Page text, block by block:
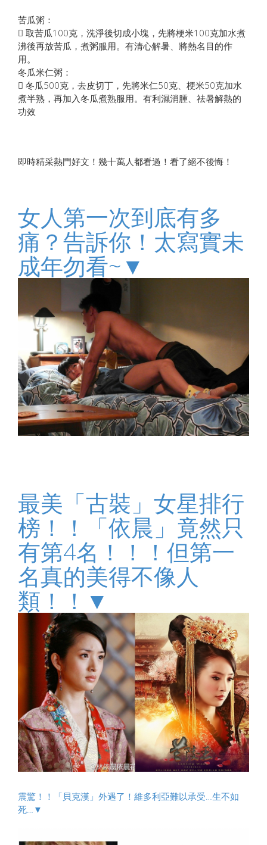
苦瓜粥：
 取苦瓜100克，洗淨後切成小塊，先將梗米100克加水煮
沸後再放苦瓜，煮粥服用。有清心解暑、將熱名目的作
用。
冬瓜米仁粥：
 冬瓜500克，去皮切丁，先將米仁50克、梗米50克加水
煮半熟，再加入冬瓜煮熟服用。有利濕消腫、祛暑解熱的
功效
即時精采熱門好文！幾十萬人都看過！看了絕不後悔！
女人第一次到底有多
痛？告訴你！太寫實未
成年勿看~▼
最美「古裝」女星排行
榜！！「依晨」竟然只
有第4名！！！但第一
名真的美得不像人
類！！▼
震驚！！「貝克漢」外遇了！維多利亞難以承受…生不如
死…▼